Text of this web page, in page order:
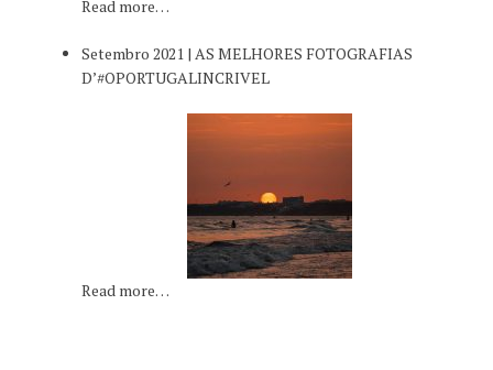
Read more…
Setembro 2021 | AS MELHORES FOTOGRAFIAS
D’#OPORTUGALINCRIVEL
Read more…